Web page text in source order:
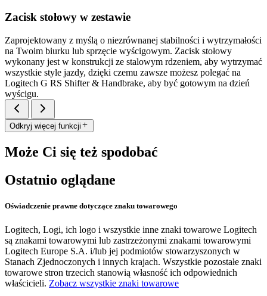
Zacisk stołowy w zestawie
Zaprojektowany z myślą o niezrównanej stabilności i wytrzymałości
na Twoim biurku lub sprzęcie wyścigowym. Zacisk stołowy
wykonany jest w konstrukcji ze stalowym rdzeniem, aby wytrzymać
wszystkie style jazdy, dzięki czemu zawsze możesz polegać na
Logitech G RS Shifter & Handbrake, aby być gotowym na dzień
wyścigu.
Odkryj więcej funkcji
Może Ci się też spodobać
Ostatnio oglądane
Oświadczenie prawne dotyczące znaku towarowego
Logitech, Logi, ich logo i wszystkie inne znaki towarowe Logitech
są znakami towarowymi lub zastrzeżonymi znakami towarowymi
Logitech Europe S.A. i/lub jej podmiotów stowarzyszonych w
Stanach Zjednoczonych i innych krajach. Wszystkie pozostałe znaki
towarowe stron trzecich stanowią własność ich odpowiednich
właścicieli. Zobacz wszystkie znaki towarowe